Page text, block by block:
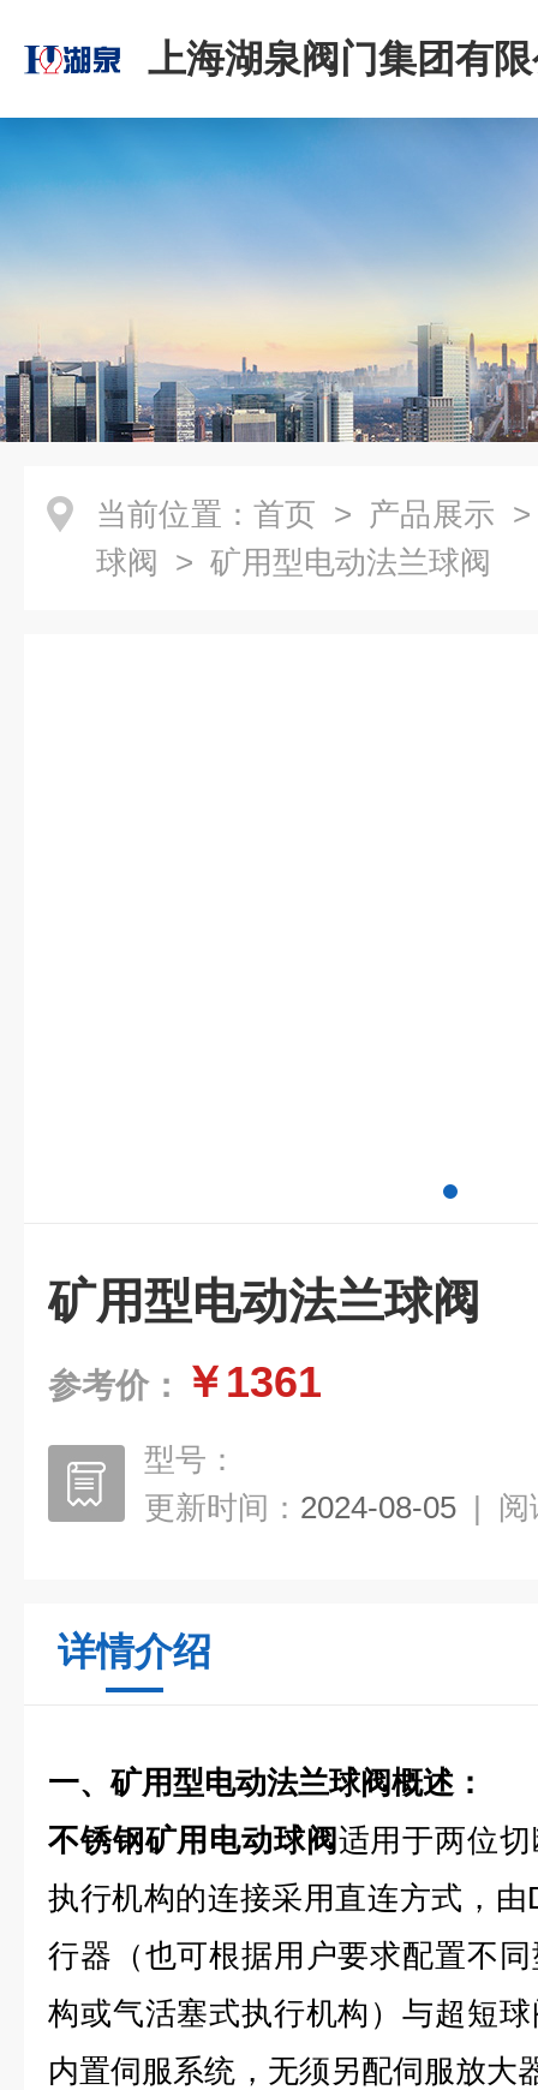
上海湖泉阀门集团有
当前位置： 首页 > 产品展示
球阀 > 矿用型电动法兰球阀
矿用型电动法兰球阀
参考价： ￥1361
型号：
更新时间： 2024-08-05 | 阅
详情介绍
一、矿用型电动法兰球阀概述：
不锈钢矿用电动球阀适用于两位
执行机构的连接采用直连方式，
行器（也可根据用户要求配置不
构或气活塞式执行机构）与超短
内置伺服系统，无须另配伺服放大